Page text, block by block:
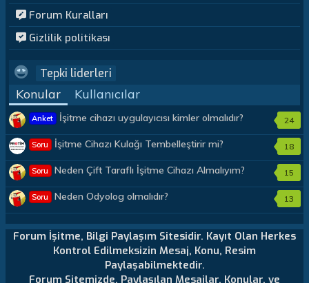
Forum Kuralları
Gizlilik politikası
Tepki liderleri
Konular Kullanıcılar
Anket İşitme cihazı uygulayıcısı kimler olmalıdır? 24
Soru İşitme Cihazı Kulağı Tembelleştirir mi? 18
Soru Neden Çift Taraflı İşitme Cihazı Almalıyım? 15
Soru Neden Odyolog olmalıdır? 13
Forum İşitme, Bilgi Paylaşım Sitesidir. Kayıt Olan Herkes
Kontrol Edilmeksizin Mesaj, Konu, Resim
Paylaşabilmektedir.
Forum Sitemizde, Paylaşılan Mesajlar, Konular, ve